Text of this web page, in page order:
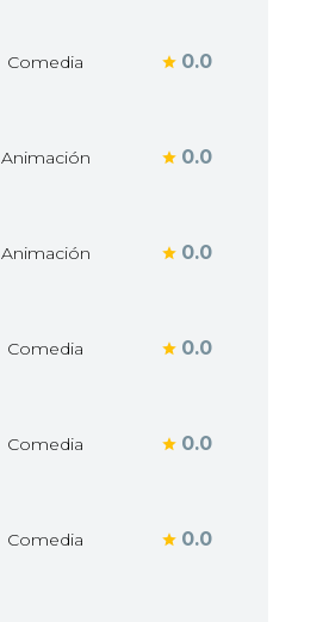
Comedia 0.0
Animación 0.0
Animación 0.0
Comedia 0.0
Comedia 0.0
Comedia 0.0